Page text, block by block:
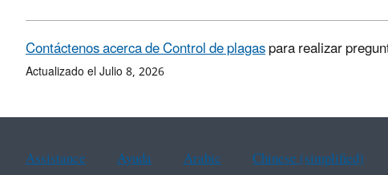
Contáctenos acerca de Control de plagaspara realizar
Actualizado el Julio 8, 2026
Assistance Ayuda Arabic Chinese (simplified)